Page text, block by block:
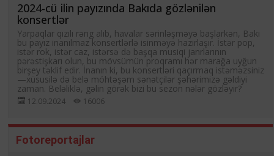
2024-cü ilin payızında Bakıda gözlənilən
konsertlər
Yarpaqlar qızılı rəng alıb, havalar sərinləşməyə başlarkən, Bakı
bu payız inanılmaz konsertlərlə isinməyə hazırlaşır. İstər pop,
istər rok, istər caz, istərsə də başqa musiqi janrlarının
pərəstişkarı olun, bu mövsümün proqramı hər marağa uyğun
birşey təklif edir. İnanın ki, bu konsertləri qaçırmaq istəməzsiniz
—xüsusilə də belə möhtəşəm sənətçilər şəhərimizə gəldiyi
zaman. Beləliklə, gəlin görək bizi bu sezon nələr gözləyir?
12.09.2024 16006
Fotoreportajlar